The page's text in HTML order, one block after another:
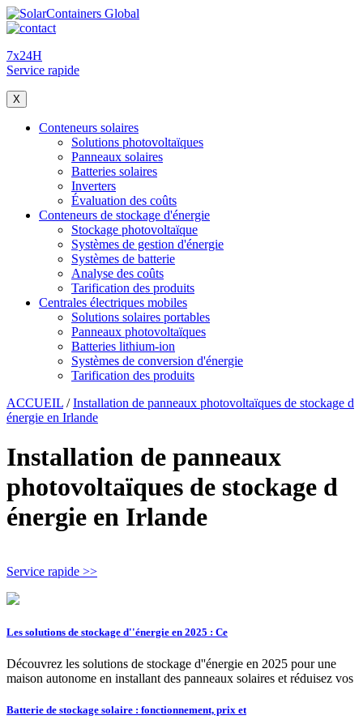
7x24H
Service rapide
X
Conteneurs solaires
Solutions photovoltaïques
Panneaux solaires
Batteries solaires
Inverters
Évaluation des coûts
Conteneurs de stockage d'énergie
Stockage photovoltaïque
Systèmes de gestion d'énergie
Systèmes de batterie
Analyse des coûts
Tarification des produits
Centrales électriques mobiles
Solutions solaires portables
Panneaux photovoltaïques
Batteries lithium-ion
Systèmes de conversion d'énergie
Tarification des produits
ACCUEIL /Installation de panneaux photovoltaïques de stockage d
énergie en Irlande
Installation de panneaux
photovoltaïques de stockage d
énergie en Irlande
Service rapide >>
Les solutions de stockage d''énergie en 2025 : Ce
Découvrez les solutions de stockage d''énergie en 2025 pour une
maison autonome en installant des panneaux solaires et réduisez vos
Batterie de stockage solaire : fonctionnement, prix et